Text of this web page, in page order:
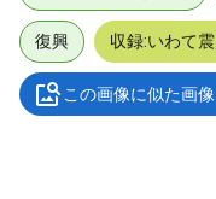
復興 収録:いわて
この画像に似た画